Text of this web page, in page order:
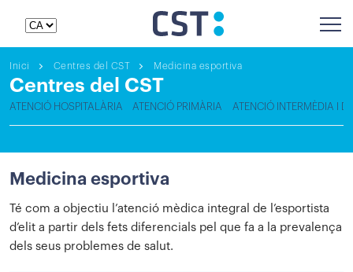
Inici Centres del CST Medicina esportiva
Centres del CST
ATENCIÓ HOSPITALÀRIA ATENCIÓ PRIMÀRIA ATENCIÓ INTERMÈDIA I
Medicina esportiva
Té com a objectiu l’atenció mèdica integral de l’esportista
d’elit a partir dels fets diferencials pel que fa a la prevalença
dels seus problemes de salut.